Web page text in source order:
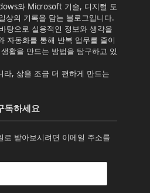
와 Microsoft 기술, 디지털 도
상의 기록을 담는 블로그입니다.
탕으로 실용적인 정보와 생각을
자동화를 통해 반복 업무를 줄이
활을 만드는 방법을 탐구하고 있
라, 삶을 조금 더 편하게 만드는
독하세요
로 받아보시려면 이메일 주소를